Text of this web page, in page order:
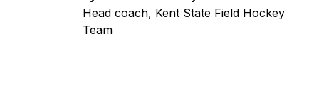
Head coach, Kent State Field Hockey
Team